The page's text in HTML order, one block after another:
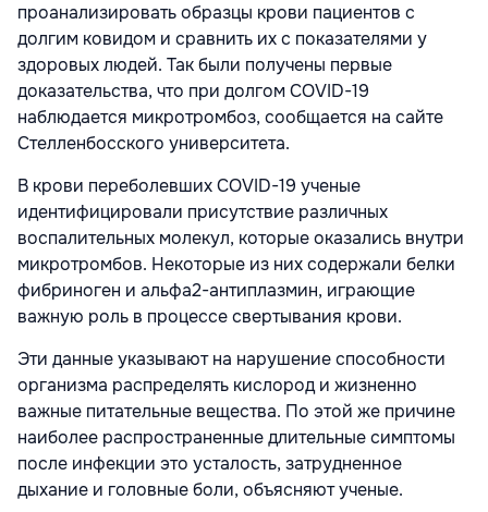
проанализировать образцы крови пациентов с
долгим ковидом и сравнить их с показателями у
здоровых людей. Так были получены первые
доказательства, что при долгом COVID-19
наблюдается микротромбоз, сообщается на сайте
Стелленбосского университета.
В крови переболевших COVID-19 ученые
идентифицировали присутствие различных
воспалительных молекул, которые оказались внутри
микротромбов. Некоторые из них содержали белки
фибриноген и альфа2-антиплазмин, играющие
важную роль в процессе свертывания крови.
Эти данные указывают на нарушение способности
организма распределять кислород и жизненно
важные питательные вещества. По этой же причине
наиболее распространенные длительные симптомы
после инфекции это усталость, затрудненное
дыхание и головные боли, объясняют ученые.